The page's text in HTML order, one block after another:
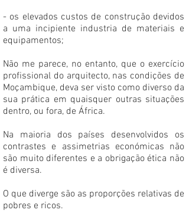
- os elevados custos de construção devidos
a uma incipiente industria de materiais e
equipamentos;
Não me parece, no entanto, que o exercício
profissional do arquitecto, nas condições de
Moçambique, deva ser visto como diverso da
sua prática em quaisquer outras situações
dentro, ou fora, de África.
Na maioria dos países desenvolvidos os
contrastes e assimetrias económicas não
são muito diferentes e a obrigação ética não
é diversa.
O que diverge são as proporções relativas de
pobres e ricos.